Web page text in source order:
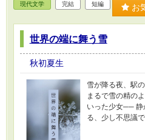
現代文学 完結 短編 お
世界の端に舞う雪
秋初夏生
雪が降る夜、駅
まるで雪の精の
いった少女── 静
る、少し不思議